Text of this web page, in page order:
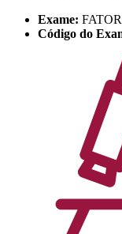
Exame:
Código do